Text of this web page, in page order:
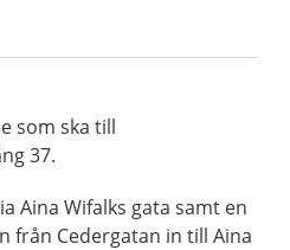
som ska till
37.
Aina Wifalks gata samt en
från Cedergatan in till Aina